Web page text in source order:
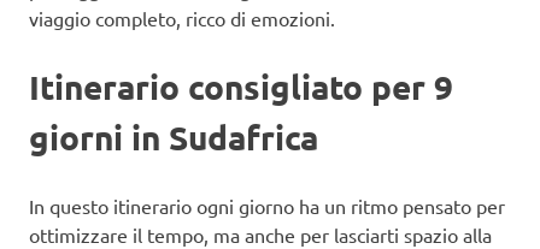
viaggio completo, ricco di emozioni.
Itinerario consigliato per 9
giorni in Sudafrica
In questo itinerario ogni giorno ha un ritmo pensato per
ottimizzare il tempo, ma anche per lasciarti spazio alla